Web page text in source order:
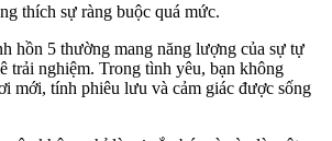
thích sự ràng buộc quá mức.
hồn 5 thường mang năng lượng của sự tự
trải nghiệm. Trong tình yêu, bạn không
mới, tính phiêu lưu và cảm giác được sống